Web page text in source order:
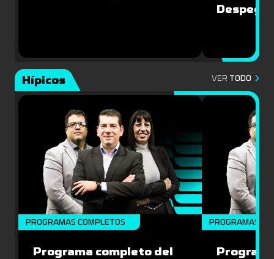
Hípicos VER TODO
PROGRAMAS COMPLETOS
Programa completo del
PROGRAMAS